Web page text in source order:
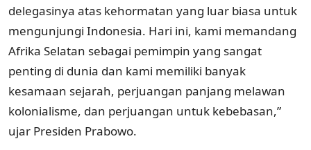
delegasinya atas kehormatan yang luar biasa untuk
mengunjungi Indonesia. Hari ini, kami memandang
Afrika Selatan sebagai pemimpin yang sangat
penting di dunia dan kami memiliki banyak
kesamaan sejarah, perjuangan panjang melawan
kolonialisme, dan perjuangan untuk kebebasan,”
ujar Presiden Prabowo.